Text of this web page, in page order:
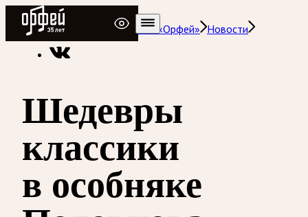
Радио Орфей
Радио классической музыки «Орфей» Новости
Шедевры
классики
в особняке